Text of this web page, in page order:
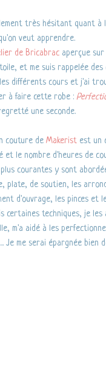
très hésitant quant à
veut apprendre.
de Bricabrac aperçue
et me suis rappelée des
les différents cours et j'ai
à faire cette robe :
une seconde.
couture de Makerist est un
et le nombre d'heures de
courantes y sont
plate, de soutien, les
d'ouvrage, les pinces et
certaines techniques, je
m'a aidé à les
Je me serai épargnée bien